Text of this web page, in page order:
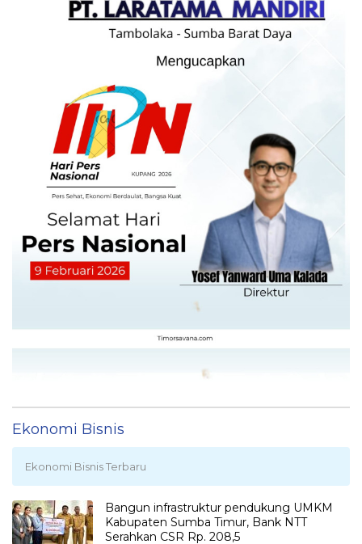
Ekonomi Bisnis
Ekonomi Bisnis Terbaru
Bangun infrastruktur pendukung UMKM
Kabupaten Sumba Timur, Bank NTT
Serahkan CSR Rp. 208,5